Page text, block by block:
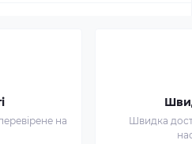
на
Швидка